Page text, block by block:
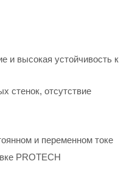
и высокая устойчивость к
стенок, отсутствие
и переменном токе
PROTECH